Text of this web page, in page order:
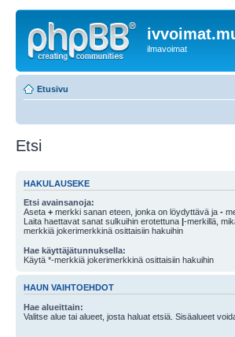
ilmavoimat
Etusivu
Etsi
HAKULAUSEKE
Etsi avainsanoja:
Aseta + merkki sanan eteen, jonka on löydyttävä ja -
Laita haettavat sanat sulkuihin erotettuna |-merkillä,
merkkiä jokerimerkkinä osittaisiin hakuihin
Hae käyttäjätunnuksella:
Käytä *-merkkiä jokerimerkkinä osittaisiin hakuihin
HAUN VAIHTOEHDOT
Hae alueittain:
Valitse alue tai alueet, josta haluat etsiä. Sisäalueet